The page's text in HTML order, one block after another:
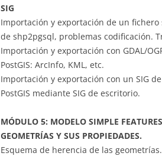
SIG
Importación y exportación de un
de shp2pgsql, problemas codificación.
Importación y exportación con GDAL/
PostGIS: ArcInfo, KML, etc.
Importación y exportación con un SIG
PostGIS mediante SIG de escritorio.
MÓDULO 5: MODELO SIMPLE
GEOMETRÍAS Y SUS PROPIEDADES.
Esquema de herencia de las